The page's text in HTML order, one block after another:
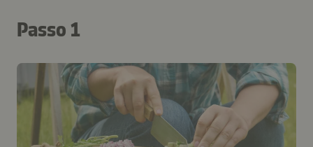
Passo 1